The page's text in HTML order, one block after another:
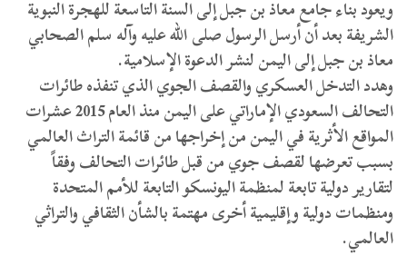
ويعود بناء جامع معاذ بن جبل إلى السنة التاسعة للهجرة النبوية
الشريفة بعد أن أرسل الرسول صلى الله عليه وآله سلم الصحابي
معاذ بن جبل إلى اليمن لنشر الدعوة الإسلامية.
وهدد التدخل العسكري والقصف الجوي الذي تنفذه طائرات
التحالف السعودي الإماراتي على اليمن منذ العام 2015 عشرات
المواقع الأثرية في اليمن من إخراجها من قائمة التراث العالمي
بسبب تعرضها لقصف جوي من قبل طائرات التحالف وفقاً
لتقارير دولية تابعة لمنظمة اليونسكو التابعة للأمم المتحدة
ومنظمات دولية وإقليمية أخرى مهتمة بالشأن الثقافي والتراثي
العالمي.